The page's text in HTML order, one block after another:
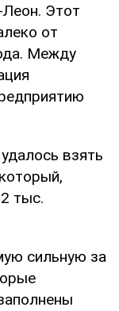
Этот
от
Между
взять
тыс.
сильную за